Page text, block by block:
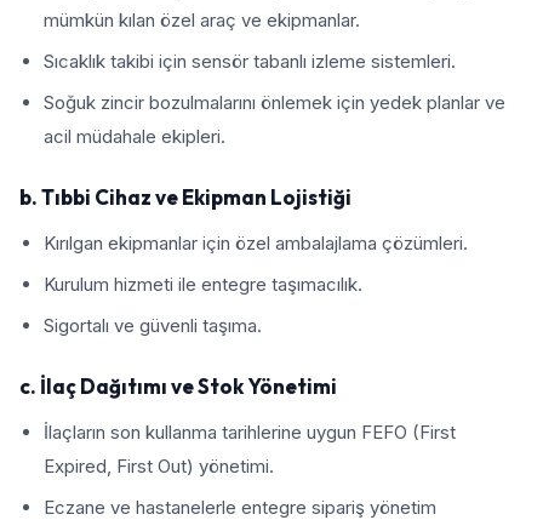
mümkün kılan özel araç ve ekipmanlar.
Sıcaklık takibi için sensör tabanlı izleme sistemleri.
Soğuk zincir bozulmalarını önlemek için yedek planlar ve
acil müdahale ekipleri.
b. Tıbbi Cihaz ve Ekipman Lojistiği
Kırılgan ekipmanlar için özel ambalajlama çözümleri.
Kurulum hizmeti ile entegre taşımacılık.
Sigortalı ve güvenli taşıma.
c. İlaç Dağıtımı ve Stok Yönetimi
İlaçların son kullanma tarihlerine uygun FEFO (First
Expired, First Out) yönetimi.
Eczane ve hastanelerle entegre sipariş yönetim